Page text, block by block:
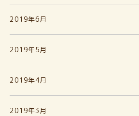
2019年6月
2019年5月
2019年4月
2019年3月